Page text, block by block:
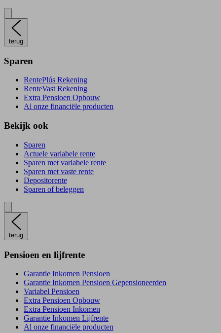
terug
Sparen
RentePlús Rekening
RenteVast Rekening
Extra Pensioen Opbouw
Al onze financiële producten
Bekijk ook
Sparen
Actuele variabele rente
Sparen met variabele rente
Sparen met vaste rente
Depositorente
Sparen of beleggen
terug
Pensioen en lijfrente
Garantie Inkomen Pensioen
Garantie Inkomen Pensioen Gepensioneerden
Variabel Pensioen
Extra Pensioen Opbouw
Extra Pensioen Inkomen
Garantie Inkomen Lijfrente
Al onze financiële producten